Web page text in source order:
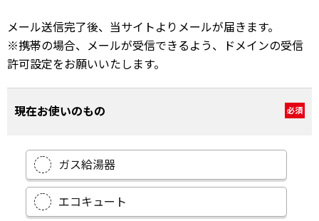
メール送信完了後、当サイトよりメールが届きます。
※携帯の場合、メールが受信できるよう、ドメインの受信
許可設定をお願いいたします。
現在お使いのもの 必須
ガス給湯器
エコキュート